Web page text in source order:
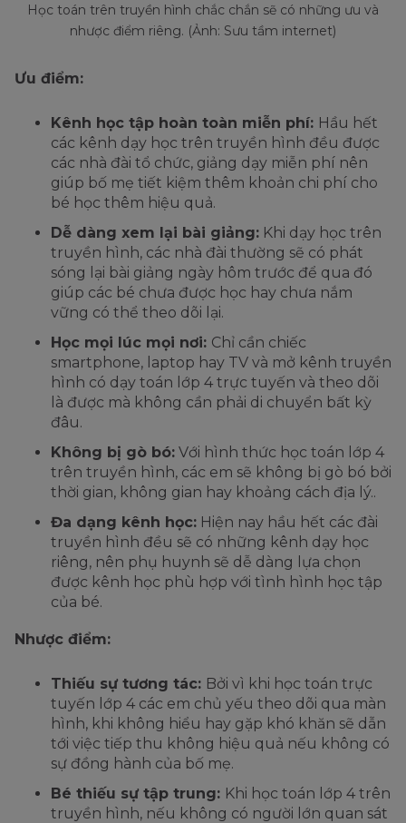
Học toán trên truyền hình chắc chắn sẽ có những ưu và
nhược điểm riêng. (Ảnh: Sưu tầm internet)
Ưu điểm:
Kênh học tập hoàn toàn miễn phí: Hầu hết
các kênh dạy học trên truyền hình đều được
các nhà đài tổ chức, giảng dạy miễn phí nên
giúp bố mẹ tiết kiệm thêm khoản chi phí cho
bé học thêm hiệu quả.
Dễ dàng xem lại bài giảng: Khi dạy học trên
truyền hình, các nhà đài thường sẽ có phát
sóng lại bài giảng ngày hôm trước để qua đó
giúp các bé chưa được học hay chưa nắm
vững có thể theo dõi lại.
Học mọi lúc mọi nơi: Chỉ cần chiếc
smartphone, laptop hay TV và mở kênh truyền
hình có dạy toán lớp 4 trực tuyến và theo dõi
là được mà không cần phải di chuyển bất kỳ
đâu.
Không bị gò bó: Với hình thức học toán lớp 4
trên truyền hình, các em sẽ không bị gò bó bởi
thời gian, không gian hay khoảng cách địa lý..
Đa dạng kênh học: Hiện nay hầu hết các đài
truyền hình đều sẽ có những kênh dạy học
riêng, nên phụ huynh sẽ dễ dàng lựa chọn
được kênh học phù hợp với tình hình học tập
của bé.
Nhược điểm:
Thiếu sự tương tác: Bởi vì khi học toán trực
tuyến lớp 4 các em chủ yếu theo dõi qua màn
hình, khi không hiểu hay gặp khó khăn sẽ dẫn
tới việc tiếp thu không hiệu quả nếu không có
sự đồng hành của bố mẹ.
Bé thiếu sự tập trung: Khi học toán lớp 4 trên
truyền hình, nếu không có người lớn quan sát